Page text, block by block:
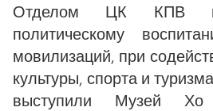
Отделом ЦК КПВ
политическому
мовилизаций, при
культуры, спорта и
выступили Музей